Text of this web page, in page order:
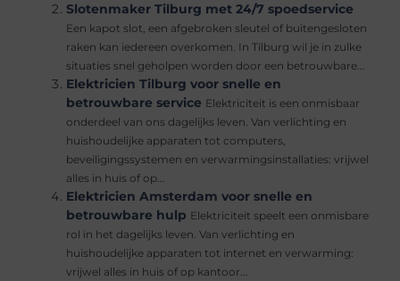
Slotenmaker Tilburg met 24/7 spoedservice
Een kapot slot, een afgebroken sleutel of buitengesloten
raken kan iedereen overkomen. In Tilburg wil je in zulke
situaties snel geholpen worden door een betrouwbare...
Elektricien Tilburg voor snelle en
betrouwbare service Elektriciteit is een onmisbaar
onderdeel van ons dagelijks leven. Van verlichting en
huishoudelijke apparaten tot computers,
beveiligingssystemen en verwarmingsinstallaties: vrijwel
alles in huis of op...
Elektricien Amsterdam voor snelle en
betrouwbare hulp Elektriciteit speelt een onmisbare
rol in het dagelijks leven. Van verlichting en
huishoudelijke apparaten tot internet en verwarming:
vrijwel alles in huis of op kantoor...